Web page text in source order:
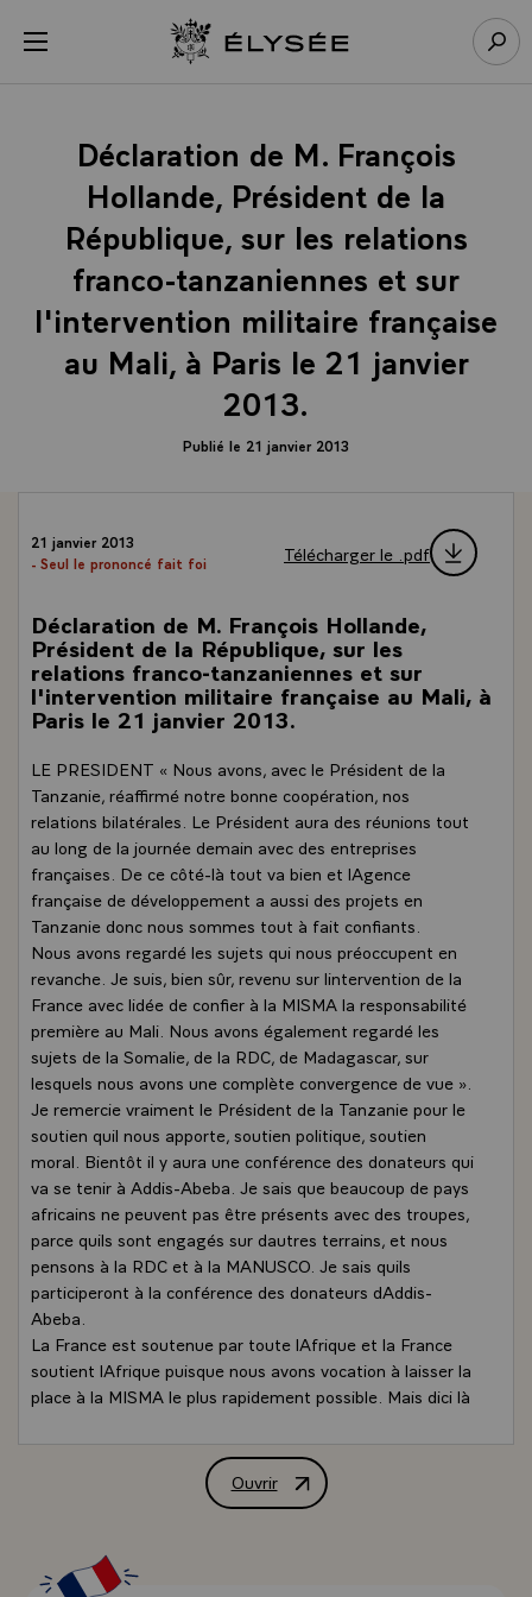
menu Retour à l’accueil Élysée
Déclaration de M. François
Hollande, Président de la
République, sur les relations
franco-tanzaniennes et sur
l'intervention militaire française
au Mali, à Paris le 21 janvier
2013.
Publié le 21 janvier 2013
21 janvier 2013
- Seul le prononcé fait foi
Télécharger le .pdf
Déclaration de M. François Hollande,
Président de la République, sur les
relations franco-tanzaniennes et sur
l'intervention militaire française au Mali, à
Paris le 21 janvier 2013.
LE PRESIDENT « Nous avons, avec le Président de la
Tanzanie, réaffirmé notre bonne coopération, nos
relations bilatérales. Le Président aura des réunions tout
au long de la journée demain avec des entreprises
françaises. De ce côté-là tout va bien et lAgence
française de développement a aussi des projets en
Tanzanie donc nous sommes tout à fait confiants.
Nous avons regardé les sujets qui nous préoccupent en
revanche. Je suis, bien sûr, revenu sur lintervention de la
France avec lidée de confier à la MISMA la responsabilité
première au Mali. Nous avons également regardé les
sujets de la Somalie, de la RDC, de Madagascar, sur
lesquels nous avons une complète convergence de vue ».
Je remercie vraiment le Président de la Tanzanie pour le
soutien quil nous apporte, soutien politique, soutien
moral. Bientôt il y aura une conférence des donateurs qui
va se tenir à Addis-Abeba. Je sais que beaucoup de pays
africains ne peuvent pas être présents avec des troupes,
parce quils sont engagés sur dautres terrains, et nous
pensons à la RDC et à la MANUSCO. Je sais quils
participeront à la conférence des donateurs dAddis-
Abeba.
La France est soutenue par toute lAfrique et la France
soutient lAfrique puisque nous avons vocation à laisser la
place à la MISMA le plus rapidement possible. Mais dici là
QUESTION « Monsieur le Président, sur lobjectif suivi par
la France, on parle de bloquer les rebelles, déradiquer le
lobjectif nest pas trop ambitieux ? »
LE PRESIDENT « Notre objectif cétait darrêter loffensive
Ouvrir
Déclaration de M. François Hollande,
Panneau de gestion des cookies